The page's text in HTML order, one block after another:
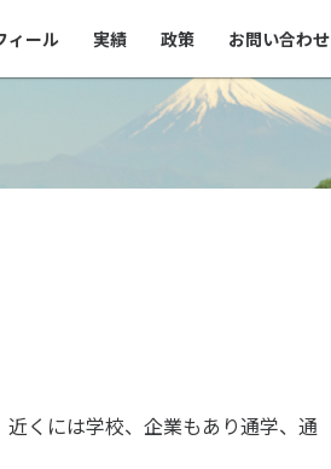
ィール 実績 政策 お問い合わせ
くには学校、企業もあり通学、通